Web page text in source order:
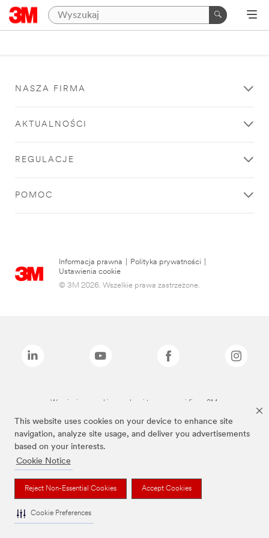
This website uses cookies on your device to enhance site
navigation, analyze site usage, and deliver you advertisements
based on your interests.
Cookie Notice
Reject Non-Essential Cookies Accept Cookies
Cookie Preferences
NASZA FIRMA
AKTUALNOŚCI
REGULACJE
POMOC
Informacja prawna Polityka prywatności
Ustawienia cookie
© 3M 2026. Wszelkie prawa zastrzeżone.
Wymienione marki są znakami towarowymi firmy 3M.